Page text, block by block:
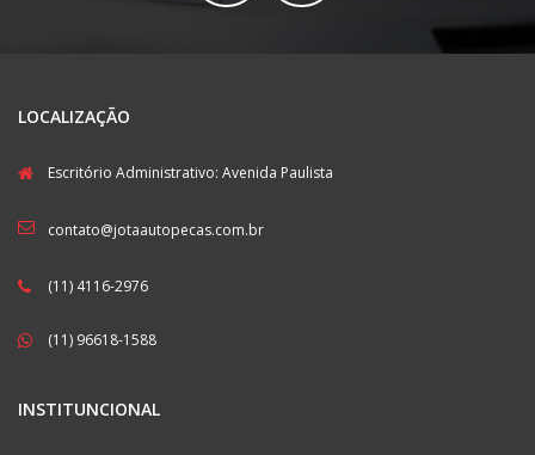
LOCALIZAÇÃO
Escritório Administrativo: Avenida Paulista
contato@jotaautopecas.com.br
(11) 4116-2976
(11) 96618-1588
INSTITUNCIONAL